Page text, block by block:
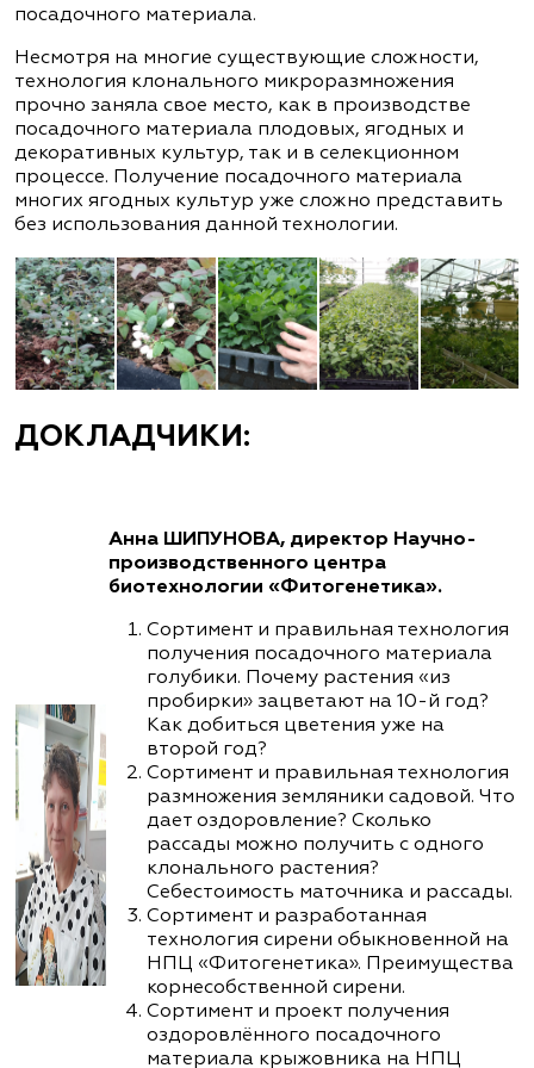
посадочного материала.
Несмотря на многие существующие сложности,
технология клонального микроразмножения
прочно заняла свое место, как в производстве
посадочного материала плодовых, ягодных и
декоративных культур, так и в селекционном
процессе. Получение посадочного материала
многих ягодных культур уже сложно представить
без использования данной технологии.
ДОКЛАДЧИКИ:
Анна ШИПУНОВА, директор Научно-
производственного центра
биотехнологии «Фитогенетика».
Сортимент и правильная технология
получения посадочного материала
голубики. Почему растения «из
пробирки» зацветают на 10-й год?
Как добиться цветения уже на
второй год?
Сортимент и правильная технология
размножения земляники садовой. Что
дает оздоровление? Сколько
рассады можно получить с одного
клонального растения?
Себестоимость маточника и рассады.
Сортимент и разработанная
технология сирени обыкновенной на
НПЦ «Фитогенетика». Преимущества
корнесобственной сирени.
Сортимент и проект получения
оздоровлённого посадочного
материала крыжовника на НПЦ